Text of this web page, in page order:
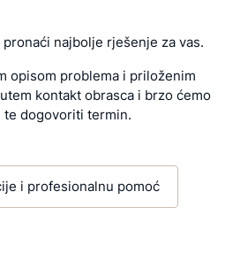
najbolje rješenje za vas.
opisom problema i priloženim
kontakt obrasca i brzo ćemo
te dogovoriti termin.
i profesionalnu pomoć